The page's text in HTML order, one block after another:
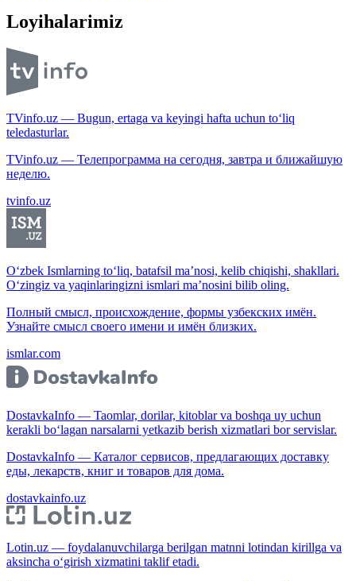
Loyihalarimiz
TVinfo.uz — Bugun, ertaga va keyingi hafta uchun to‘liq
teledasturlar.
TVinfo.uz — Телепрограмма на сегодня, завтра и ближайшую
неделю.
tvinfo.uz
O‘zbek Ismlarning to‘liq, batafsil ma’nosi, kelib chiqishi, shakllari.
O‘zingiz va yaqinlaringizni ismlari ma’nosini bilib oling.
Полный смысл, происхождение, формы узбекских имён.
Узнайте смысл своего имени и имён близких.
ismlar.com
DostavkaInfo — Taomlar, dorilar, kitoblar va boshqa uy uchun
kerakli bo‘lagan narsalarni yetkazib berish xizmatlari bor servislar.
DostavkaInfo — Каталог сервисов, предлагающих доставку
еды, лекарств, книг и товаров для дома.
dostavkainfo.uz
Lotin.uz — foydalanuvchilarga berilgan matnni lotindan kirillga va
aksincha o‘girish xizmatini taklif etadi.